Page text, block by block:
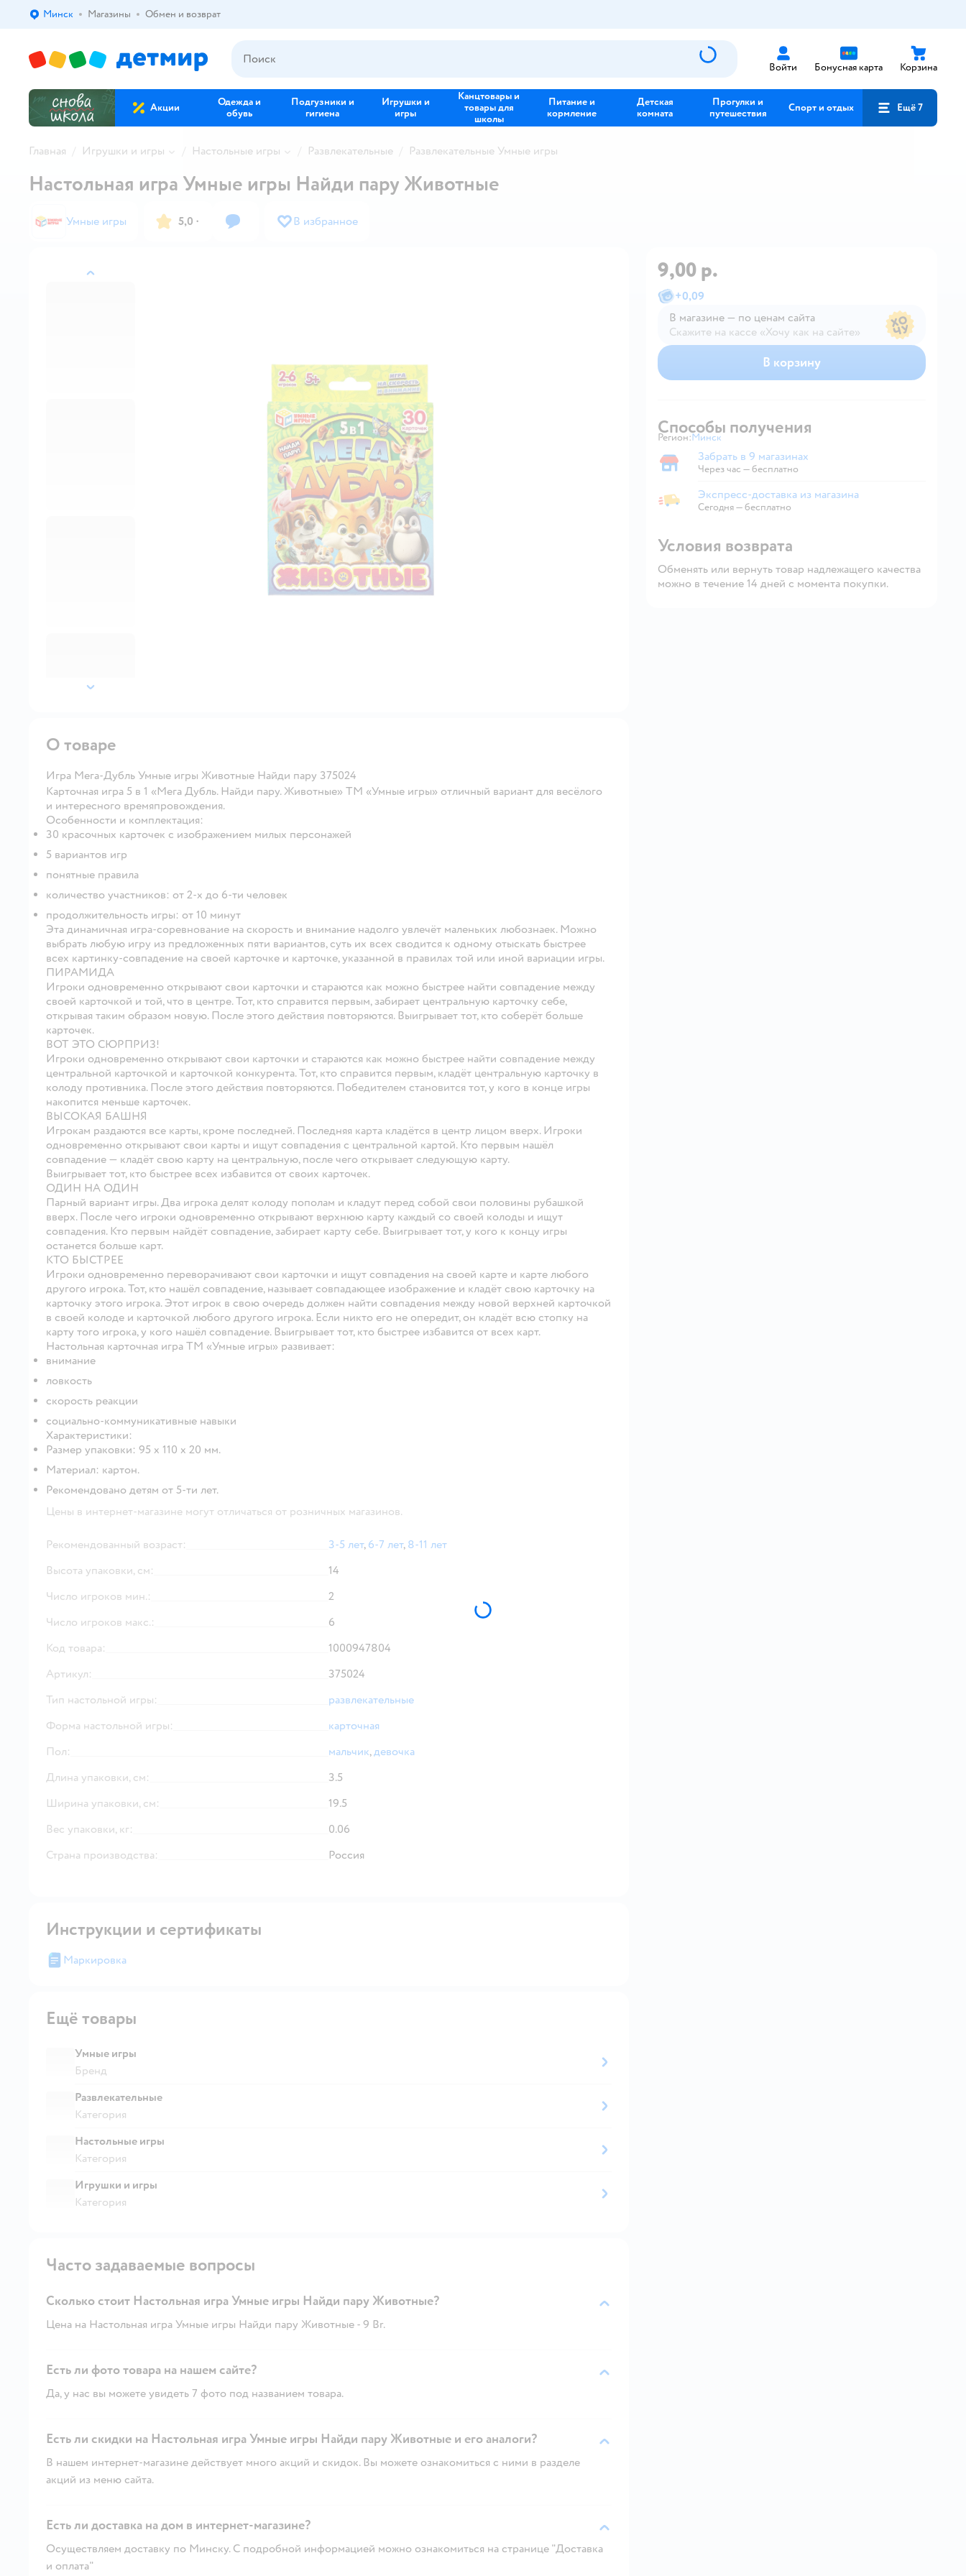
Выбор адреса доставки.
Минск Магазины Обмен и возврат
Войти Бонусная карта Корзина
Акции
Одежда и
обувь
Подгузники и
гигиена
Игрушки и
игры
Канцтовары и
товары для
школы
Питание и
кормление
Детская
комната
Прогулки и
путешествия
Спорт и отдых Ещё 7
Главная Игрушки и игры Настольные игры Развлекательные Развлекательные Умные игры
назад
далее
Настольная игра Умные игры Найди пару Животные
Умные игры 5,0 · В избранное
9,00 р.
+0,09
В магазине — по ценам сайта
Скажите на кассе «Хочу как на сайте»
В магазине — по ценам сайта
В корзину
Способы получения
Регион: Выбор адреса доставки.
Минск
Забрать в магазине
Забрать в 9 магазинах
Через час — бесплатно
Экспресс-доставка из магазина
Экспресс-доставка из магазина
Сегодня—бесплатно
Условия возврата
Обменять или вернуть товар надлежащего качества
можно в течение 14 дней с момента покупки.
О товаре
Игра Мега-Дубль Умные игры Животные Найди пару 375024
Карточная игра 5 в 1 «Мега Дубль. Найди пару. Животные» ТМ «Умные игры» отличный вариант для весёлого
и интересного времяпровождения.
Особенности и комплектация:
30 красочных карточек с изображением милых персонажей
5 вариантов игр
понятные правила
количество участников: от 2-х до 6-ти человек
продолжительность игры: от 10 минут
Эта динамичная игра-соревнование на скорость и внимание надолго увлечёт маленьких любознаек. Можно
выбрать любую игру из предложенных пяти вариантов, суть их всех сводится к одному отыскать быстрее
всех картинку-совпадение на своей карточке и карточке, указанной в правилах той или иной вариации игры.
ПИРАМИДА
Игроки одновременно открывают свои карточки и стараются как можно быстрее найти совпадение между
своей карточкой и той, что в центре. Тот, кто справится первым, забирает центральную карточку себе,
открывая таким образом новую. После этого действия повторяются. Выигрывает тот, кто соберёт больше
карточек.
ВОТ ЭТО СЮРПРИЗ!
Игроки одновременно открывают свои карточки и стараются как можно быстрее найти совпадение между
центральной карточкой и карточкой конкурента. Тот, кто справится первым, кладёт центральную карточку в
колоду противника. После этого действия повторяются. Победителем становится тот, у кого в конце игры
накопится меньше карточек.
ВЫСОКАЯ БАШНЯ
Игрокам раздаются все карты, кроме последней. Последняя карта кладётся в центр лицом вверх. Игроки
одновременно открывают свои карты и ищут совпадения с центральной картой. Кто первым нашёл
совпадение — кладёт свою карту на центральную, после чего открывает следующую карту.
Выигрывает тот, кто быстрее всех избавится от своих карточек.
ОДИН НА ОДИН
Парный вариант игры. Два игрока делят колоду пополам и кладут перед собой свои половины рубашкой
вверх. После чего игроки одновременно открывают верхнюю карту каждый со своей колоды и ищут
совпадения. Кто первым найдёт совпадение, забирает карту себе. Выигрывает тот, у кого к концу игры
останется больше карт.
КТО БЫСТРЕЕ
Игроки одновременно переворачивают свои карточки и ищут совпадения на своей карте и карте любого
другого игрока. Тот, кто нашёл совпадение, называет совпадающее изображение и кладёт свою карточку на
карточку этого игрока. Этот игрок в свою очередь должен найти совпадения между новой верхней карточкой
в своей колоде и карточкой любого другого игрока. Если никто его не опередит, он кладёт всю стопку на
карту того игрока, у кого нашёл совпадение. Выигрывает тот, кто быстрее избавится от всех карт.
Настольная карточная игра ТМ «Умные игры» развивает:
внимание
ловкость
скорость реакции
социально-коммуникативные навыки
Характеристики:
Размер упаковки: 95 х 110 х 20 мм.
Материал: картон.
Рекомендовано детям от 5-ти лет.
Цены в интернет-магазине могут отличаться от розничных магазинов.
Рекомендованный возраст: 3-5 лет, 6-7 лет, 8-11 лет
Высота упаковки, см:
14
Число игроков мин.:
2
Число игроков макс.:
6
Код товара:
1000947804
Артикул:
375024
Тип настольной игры:
развлекательные
Форма настольной игры:
карточная
Пол:
мальчик,девочка
Длина упаковки, см:
3.5
Ширина упаковки, см:
19.5
Вес упаковки, кг:
0.06
Страна производства:
Россия
Инструкции и сертификаты
Маркировка
Ещё товары
Умные игры
Бренд
Развлекательные
Категория
Настольные игры
Категория
Игрушки и игры
Категория
Часто задаваемые вопросы
Сколько стоит Настольная игра Умные игры Найди пару Животные?
Цена на Настольная игра Умные игры Найди пару Животные - 9 Br.
Есть ли фото товара на нашем сайте?
Да, у нас вы можете увидеть 7 фото под названием товара.
Есть ли скидки на Настольная игра Умные игры Найди пару Животные и его аналоги?
В нашем интернет-магазине действует много акций и скидок. Вы можете ознакомиться с ними в разделе
акций из меню сайта.
Есть ли доставка на дом в интернет-магазине?
Осуществляем доставку по Минску. С подробной информацией можно ознакомиться на странице "Доставка
и оплата"